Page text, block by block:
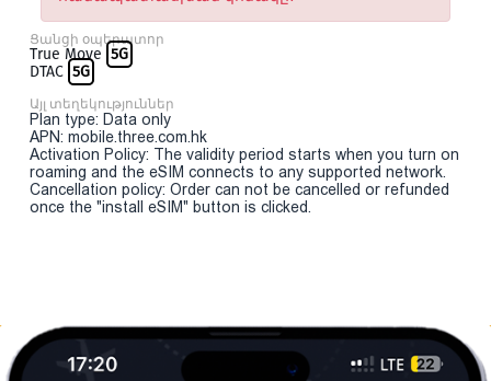
Ցանցի օպերատոր
True Move 5G
DTAC 5G
Այլ տեղեկություններ
Plan type: Data only
APN: mobile.three.com.hk
Activation Policy: The validity period starts when you turn on
roaming and the eSIM connects to any supported network.
Cancellation policy: Order can not be cancelled or refunded
once the "install eSIM" button is clicked.